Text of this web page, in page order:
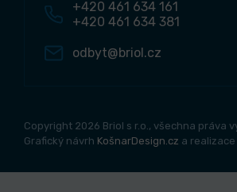
+420 461 634 161
+420 461 634 381
odbyt@briol.cz
Copyright 2026 Briol s r.o., všechna práva
Grafický návrh KošnarDesign.cz a realizace